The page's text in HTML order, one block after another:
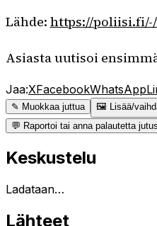
Lähde: https://
Asiasta uutisoi
Jaa:XFacebookWhatsApp
✎ Muokkaa juttua
🖼 Lisää/
💬 Raportoi tai anna palautetta
Keskustelu
Ladataan…
Lähteet